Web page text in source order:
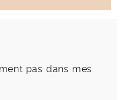
pas dans mes